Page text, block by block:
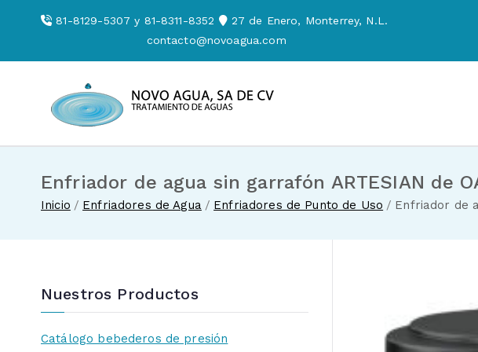
81-8129-5307 y 81-8311-8352
27 de Enero, Monterrey, N.L.
contacto@novoagua.com
Venta de enfriadores de agua y
Enfriador de agua sin garrafón ARTESIAN de
Inicio Enfriadores de Agua Enfriadores de Punto de Uso Enfriador de
Nuestros Productos
Catálogo bebederos de presión